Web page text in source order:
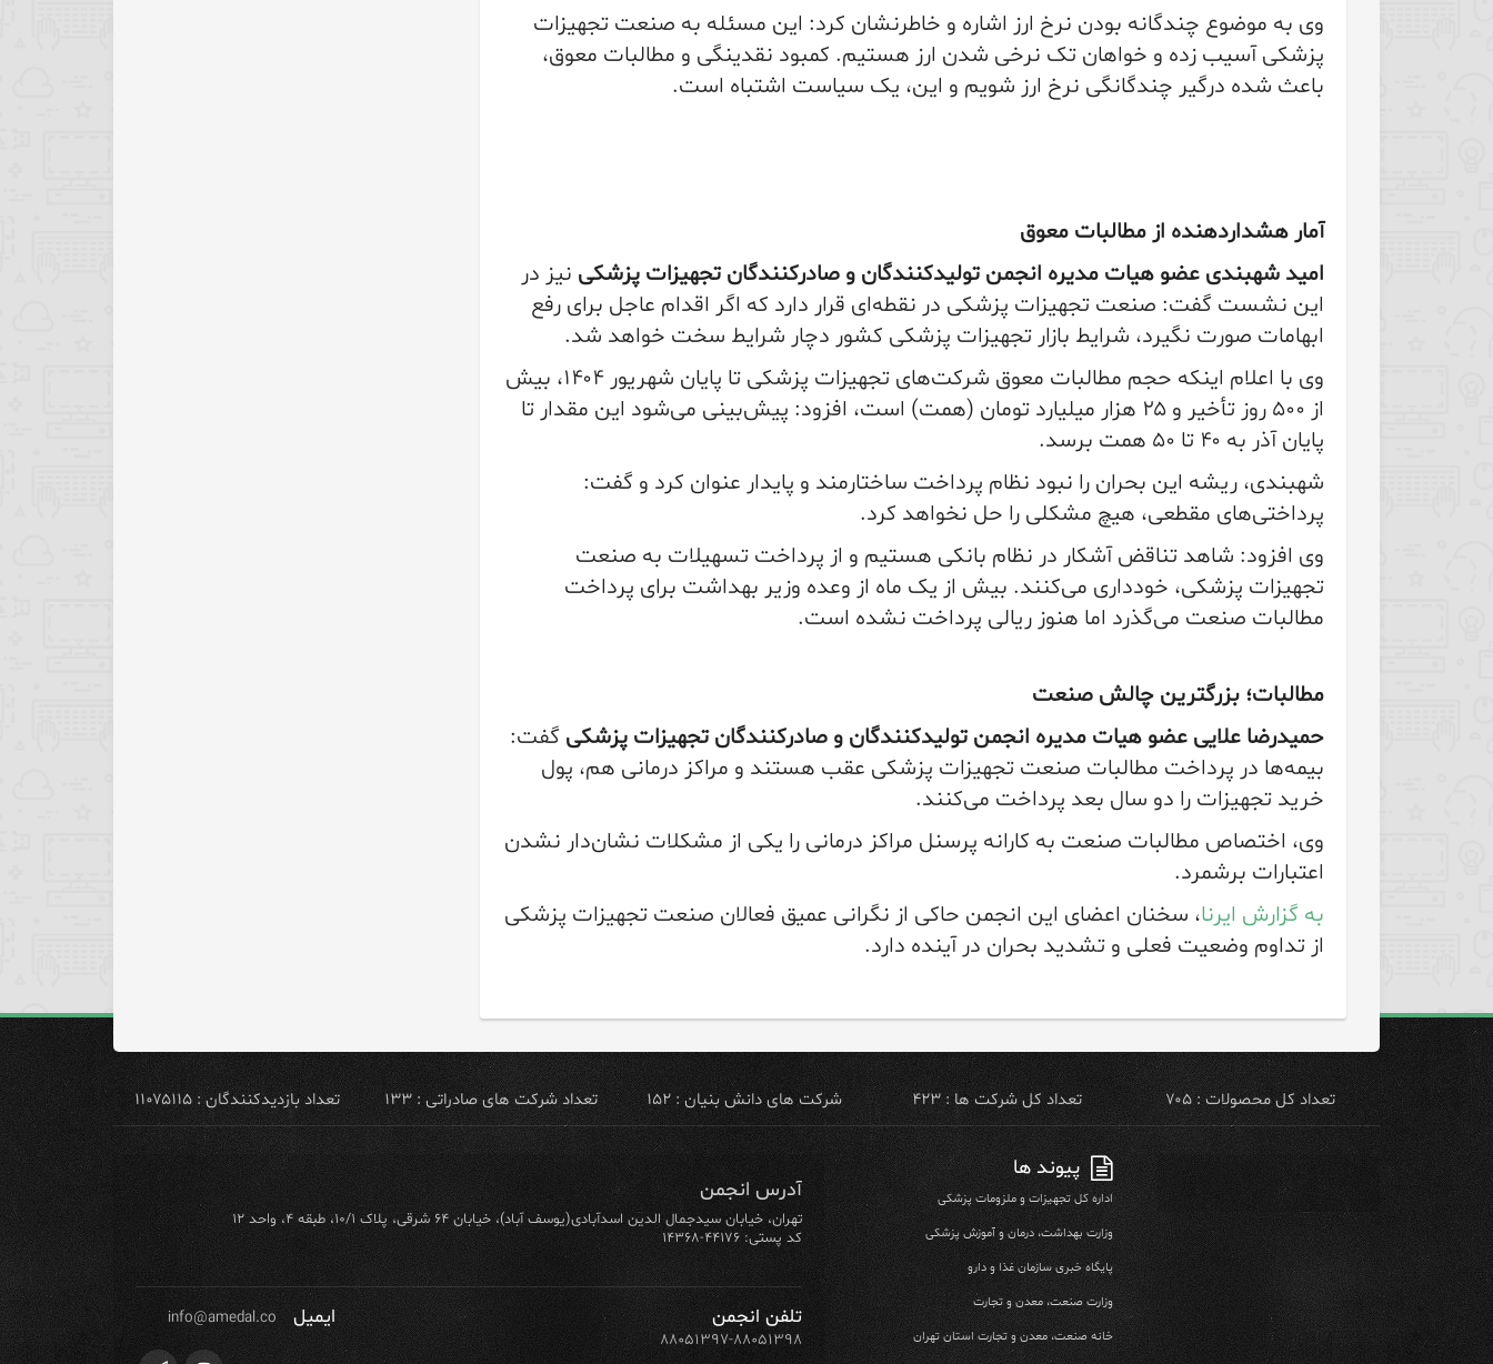
وی به موضوع چندگانه بودن نرخ ارز اشاره و خاطرنشان کرد: این مسئله به صنعت تجهیزات
پزشکی آسیب زده و خواهان تک نرخی شدن ارز هستیم. کمبود نقدینگی و مطالبات معوق،
باعث شده درگیر چندگانگی نرخ ارز شویم و این، یک سیاست اشتباه است.
آمار هشداردهنده از مطالبات معوق
امید شهبندی عضو هیات مدیره انجمن تولیدکنندگان و صادرکنندگان تجهیزات پزشکی نیز در
این نشست گفت: صنعت تجهیزات پزشکی در نقطه‌ای قرار دارد که اگر اقدام عاجل برای رفع
ابهامات صورت نگیرد، شرایط بازار تجهیزات پزشکی کشور دچار شرایط سخت خواهد شد.
وی با اعلام اینکه حجم مطالبات معوق شرکت‌های تجهیزات پزشکی تا پایان شهریور ۱۴۰۴، بیش
از ۵۰۰ روز تأخیر و ۲۵ هزار میلیارد تومان (همت) است، افزود: پیش‌بینی می‌شود این مقدار تا
پایان آذر به ۴۰ تا ۵۰ همت برسد.
شهبندی، ریشه این بحران را نبود نظام پرداخت ساختارمند و پایدار عنوان کرد و گفت:
پرداختی‌های مقطعی، هیچ مشکلی را حل نخواهد کرد.
وی افزود: شاهد تناقض آشکار در نظام بانکی هستیم و از پرداخت تسهیلات به صنعت
تجهیزات پزشکی، خودداری می‌کنند. بیش از یک ماه از وعده وزیر بهداشت برای پرداخت
مطالبات صنعت می‌گذرد اما هنوز ریالی پرداخت نشده است.
مطالبات؛ بزرگترین چالش صنعت
حمیدرضا علایی عضو هیات مدیره انجمن تولیدکنندگان و صادرکنندگان تجهیزات پزشکی گفت:
بیمه‌ها در پرداخت مطالبات صنعت تجهیزات پزشکی عقب هستند و مراکز درمانی هم، پول
خرید تجهیزات را دو سال بعد پرداخت می‌کنند.
وی، اختصاص مطالبات صنعت به کارانه پرسنل مراکز درمانی را یکی از مشکلات نشان‌دار نشدن
اعتبارات برشمرد.
به گزارش ایرنا، سخنان اعضای این انجمن حاکی از نگرانی عمیق فعالان صنعت تجهیزات پزشکی
از تداوم وضعیت فعلی و تشدید بحران در آینده دارد.
تعداد کل محصولات : ۷۰۵ تعداد کل شرکت ها : ۴۲۳ شرکت های دانش بنیان : ۱۵۲ تعداد شرکت های صادراتی : ۱۳۳ تعداد بازدیدکنندگان : ۱۱۰۷۵۱۱۵
پیوند ها
اداره کل تجهیزات و ملزومات پزشکی
وزارت بهداشت، درمان و آموزش پزشکی
پایگاه خبری سازمان غذا و دارو
وزارت صنعت، معدن و تجارت
خانه صنعت، معدن و تجارت استان تهران
آدرس انجمن
تهران، خیابان سیدجمال الدین اسدآبادی(یوسف آباد)، خیابان ۶۴ شرقی، پلاک ۱۰/۱، طبقه ۴، واحد ۱۲
کد پستی: ۴۴۱۷۶-۱۴۳۶۸
تلفن انجمن
۸۸۰۵۱۳۹۷-۸۸۰۵۱۳۹۸
ایمیل info@amedal.co